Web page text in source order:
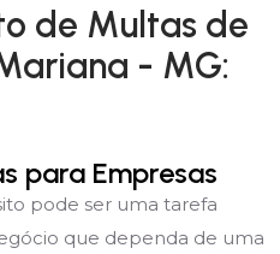
de Multas de
- MG:
para Empresas
pode ser uma tarefa
que dependa de uma